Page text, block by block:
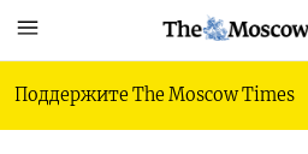
Поддержите The Moscow Times